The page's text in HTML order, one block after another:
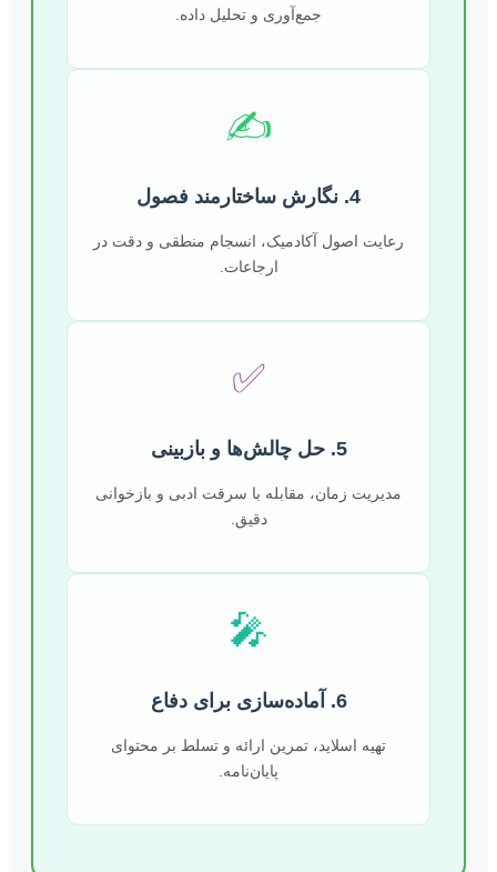
جمع‌آوری و تحلیل داده.
✍️
4. نگارش ساختارمند فصول
رعایت اصول آکادمیک، انسجام منطقی و دقت در
ارجاعات.
✅
5. حل چالش‌ها و بازبینی
مدیریت زمان، مقابله با سرقت ادبی و بازخوانی
دقیق.
🎤
6. آماده‌سازی برای دفاع
تهیه اسلاید، تمرین ارائه و تسلط بر محتوای
پایان‌نامه.